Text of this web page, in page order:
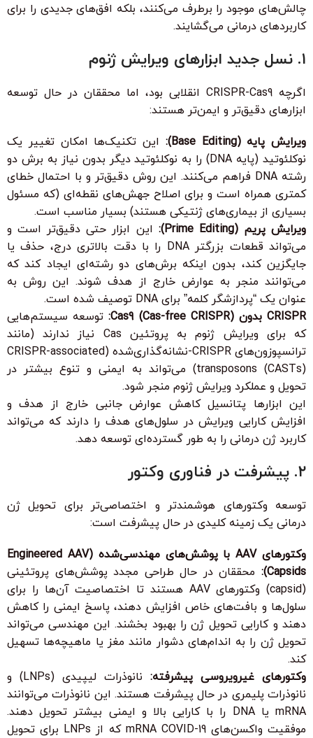
چالش‌های موجود را برطرف می‌کنند، بلکه افق‌های جدیدی را برای
کاربردهای درمانی می‌گشایند.
۱. نسل جدید ابزارهای ویرایش ژنوم
اگرچه CRISPR-Cas9 انقلابی بود، اما محققان در حال توسعه
ابزارهای دقیق‌تر و ایمن‌تر هستند:
ویرایش پایه (Base Editing):
این تکنیک‌ها امکان تغییر یک
نوکلئوتید (پایه DNA) را به نوکلئوتید دیگر بدون نیاز به برش دو
رشته DNA فراهم می‌کنند. این روش دقیق‌تر و با احتمال خطای
کمتری همراه است و برای اصلاح جهش‌های نقطه‌ای (که مسئول
بسیاری از بیماری‌های ژنتیکی هستند) بسیار مناسب است.
ویرایش پریم (Prime Editing):
این ابزار حتی دقیق‌تر است و
می‌تواند قطعات بزرگتر DNA را با دقت بالاتری درج، حذف یا
جایگزین کند، بدون اینکه برش‌های دو رشته‌ای ایجاد کند که
می‌توانند منجر به عوارض خارج از هدف شوند. این روش به
عنوان یک “پردازشگر کلمه” برای DNA توصیف شده است.
CRISPR بدون Cas9 (Cas-free CRISPR):
توسعه سیستم‌هایی
که برای ویرایش ژنوم به پروتئین Cas نیاز ندارند (مانند
ترانسپوزون‌های CRISPR-نشانه‌گذاری‌شده (CRISPR-associated
transposons (CASTs)) می‌تواند به ایمنی و تنوع بیشتر در
تحویل و عملکرد ویرایش ژنوم منجر شود.
این ابزارها پتانسیل کاهش عوارض جانبی خارج از هدف و
افزایش کارایی ویرایش در سلول‌های هدف را دارند که می‌تواند
کاربرد ژن درمانی را به طور گسترده‌ای توسعه دهد.
۲. پیشرفت در فناوری وکتور
توسعه وکتورهای هوشمندتر و اختصاصی‌تر برای تحویل ژن
درمانی یک زمینه کلیدی در حال پیشرفت است:
وکتورهای AAV با پوشش‌های مهندسی‌شده (Engineered AAV
Capsids):
محققان در حال طراحی مجدد پوشش‌های پروتئینی
(capsid) وکتورهای AAV هستند تا اختصاصیت آن‌ها را برای
سلول‌ها و بافت‌های خاص افزایش دهند، پاسخ ایمنی را کاهش
دهند و کارایی تحویل ژن را بهبود بخشند. این مهندسی می‌تواند
تحویل ژن را به اندام‌های دشوار مانند مغز یا ماهیچه‌ها تسهیل
کند.
وکتورهای غیرویروسی پیشرفته:
نانوذرات لیپیدی (LNPs) و
نانوذرات پلیمری در حال پیشرفت هستند. این نانوذرات می‌توانند
mRNA یا DNA را با کارایی بالا و ایمنی بیشتر تحویل دهند.
موفقیت واکسن‌های mRNA COVID-19 که از LNPs برای تحویل